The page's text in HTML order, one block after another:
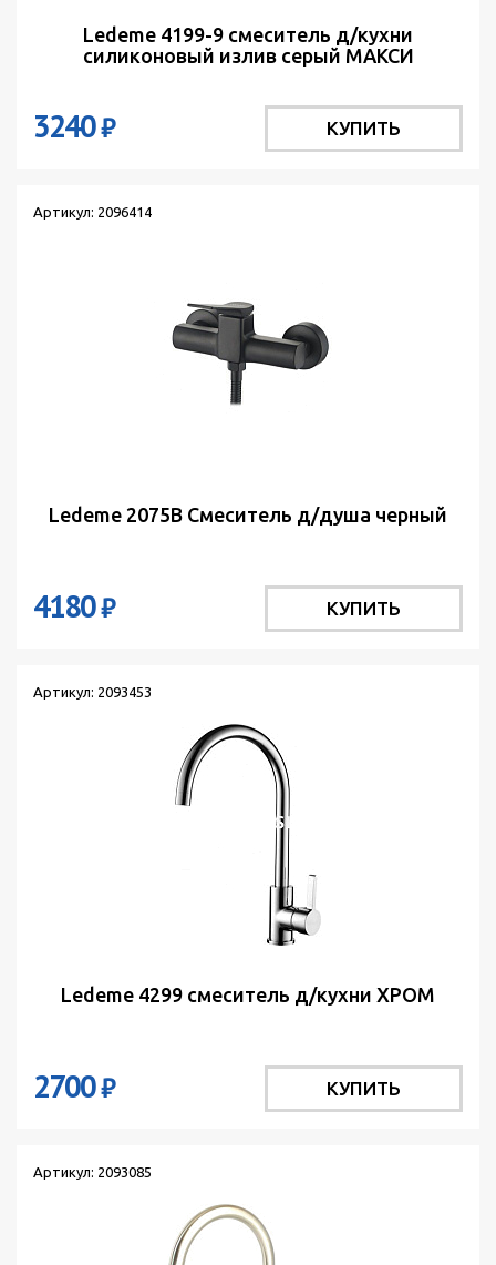
Ledeme 4199-9 смеситель д/кухни
силиконовый излив серый МАКСИ
3240₽ КУПИТЬ
Артикул: 2096414
Ledeme 2075В Смеситель д/душа черный
4180₽ КУПИТЬ
Артикул: 2093453
Ledeme 4299 смеситель д/кухни ХРОМ
2700₽ КУПИТЬ
Артикул: 2093085